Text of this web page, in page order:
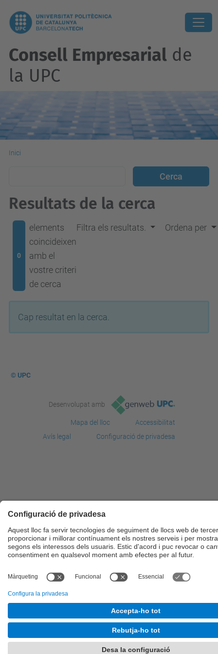
Consell Empresarial de
la UPC
Inici
Resultats de la cerca
0
elements
coincideixen
amb el
vostre criteri
de cerca
Filtra els resultats. Ordena per
Cap resultat en la cerca.
© UPC
Desenvolupat amb
Mapa del lloc
Accessibilitat
Avís legal
Configuració de privadesa